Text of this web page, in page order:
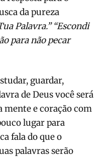
da pureza
Palavra.” “Escondi
para não pecar
guardar,
de Deus você será
mente e coração com
lugar para
fala do que o
palavras serão